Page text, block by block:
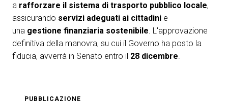
a rafforzare il sistema di trasporto pubblico locale,
assicurando servizi adeguati ai cittadini e
una gestione finanziaria sostenibile. L'approvazione
definitiva della manovra, su cui il Governo ha posto la
fiducia, avverrà in Senato entro il 28 dicembre.
PUBBLICAZIONE